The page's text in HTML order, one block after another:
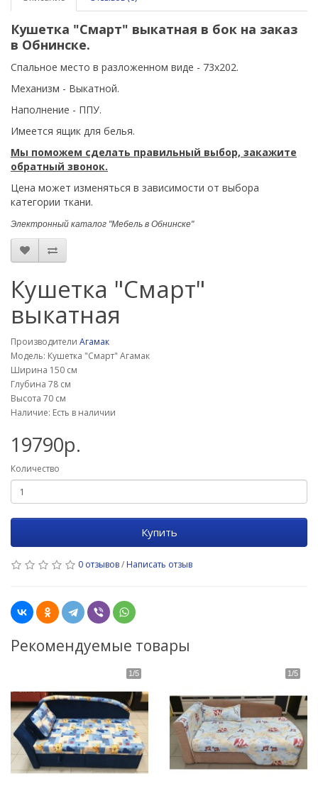
Кушетка "Смарт" выкатная в бок на заказ
в Обнинске.
Спальное место в разложенном виде - 73х202.
Механизм - Выкатной.
Наполнение - ППУ.
Имеется ящик для белья.
Мы поможем сделать правильный выбор, закажите
обратный звонок.
Цена может изменяться в зависимости от выбора
категории ткани.
Электронный каталог "Мебель в Обнинске"
Кушетка "Смарт"
выкатная
Производители Агамак
Модель: Кушетка "Смарт" Агамак
Ширина 150 см
Глубина 78 см
Высота 70 см
Наличие: Есть в наличии
19790р.
Количество
Купить
0 отзывов/ Написать отзыв
Рекомендуемые товары